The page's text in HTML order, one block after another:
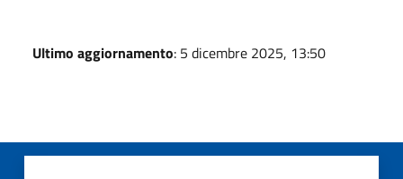
Ultimo aggiornamento: 5 dicembre 2025, 13:50